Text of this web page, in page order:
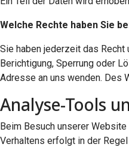
Welche Rechte haben Sie
Sie haben jederzeit das
Berichtigung, Sperrung oder
Adresse an uns wenden. Des
Analyse-Tools
Beim Besuch unserer
Verhaltens erfolgt in der